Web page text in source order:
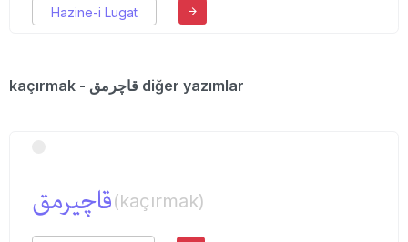
Hazine-i Lugat
kaçırmak - قاچرمق diğer yazımlar
قاچیرمق(kaçırmak)